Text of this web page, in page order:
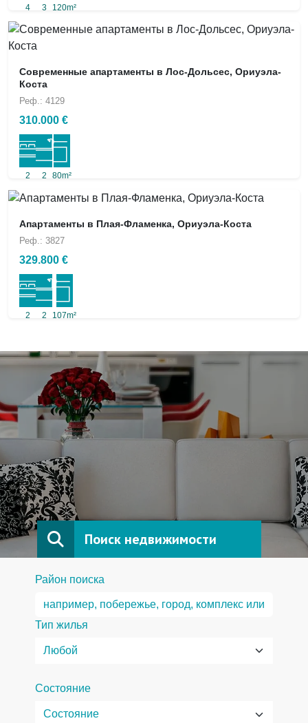
4 3 120m²
Современные апартаменты в Лос-Дольсес, Ориуэла-
Коста
Реф.: 4129
310.000 €
2 2 80m²
Апартаменты в Плая-Фламенка, Ориуэла-Коста
Реф.: 3827
329.800 €
2 2 107m²
Поиск недвижимости
Район поиска
Тип жилья
Состояние